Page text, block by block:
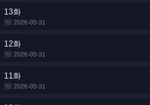
13화
2026-05-31
12화
2026-05-31
11화
2026-05-31